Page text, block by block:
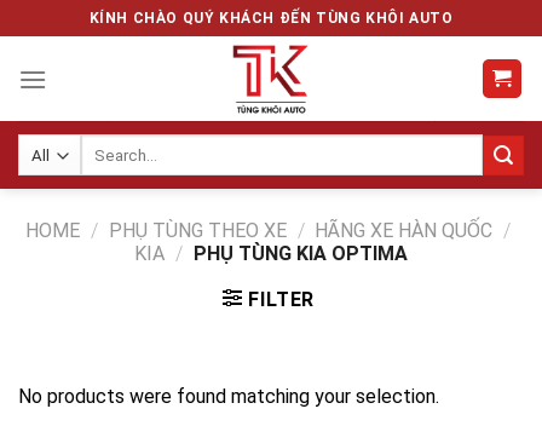
content
KÍNH CHÀO QUÝ KHÁCH ĐẾN TÙNG KHÔI AUTO
HOME / PHỤ TÙNG THEO XE / HÃNG XE HÀN QUỐC /
KIA / PHỤ TÙNG KIA OPTIMA
FILTER
No products were found matching your selection.